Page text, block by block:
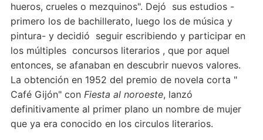
hueros, crueles o mezquinos". Dejó sus estudios -
primero los de bachillerato, luego los de música y
pintura- y decidió seguir escribiendo y participar en
los múltiples concursos literarios , que por aquel
entonces, se afanaban en descubrir nuevos valores.
La obtención en 1952 del premio de novela corta "
Café Gijón" con Fiesta al noroeste, lanzó
definitivamente al primer plano un nombre de mujer
que ya era conocido en los circulos literarios.